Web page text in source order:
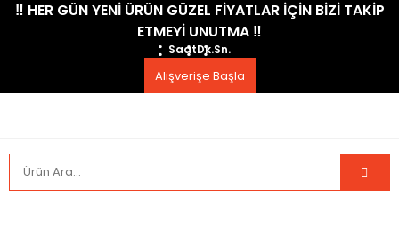
​‼️​ HER GÜN YENİ ÜRÜN GÜZEL FİYATLAR İÇİN BİZİ TAKİP
ETMEYİ UNUTMA ​‼️​
SaatDk.Sn.
Alışverişe Başla